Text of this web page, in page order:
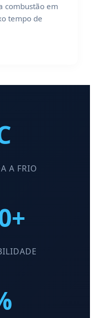
combustão em
tempo de
A FRIO